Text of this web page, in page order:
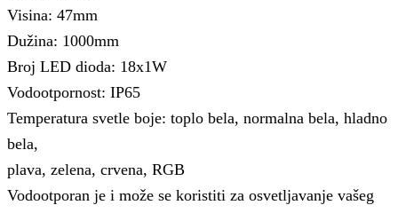
Visina: 47mm
Dužina: 1000mm
Broj LED dioda: 18x1W
Vodootpornost: IP65
Temperatura svetle boje: toplo bela, normalna bela, hladno
bela,
plava, zelena, crvena, RGB
Vodootporan je i može se koristiti za osvetljavanje vašeg